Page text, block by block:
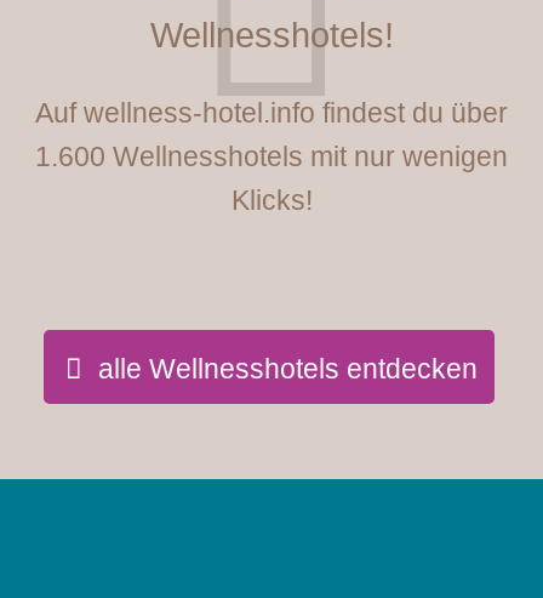
Wellnesshotels!
Auf wellness-hotel.info findest du über
1.600 Wellnesshotels mit nur wenigen
Klicks!
alle Wellnesshotels entdecken